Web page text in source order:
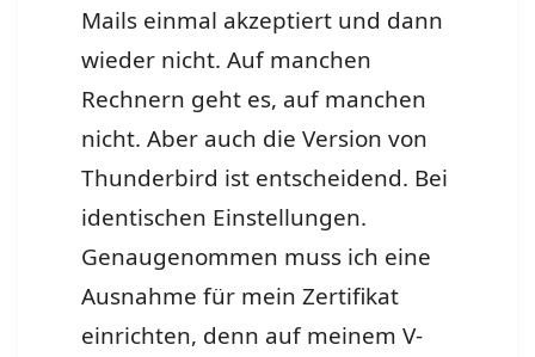
Mails einmal akzeptiert und dann
wieder nicht. Auf manchen
Rechnern geht es, auf manchen
nicht. Aber auch die Version von
Thunderbird ist entscheidend. Bei
identischen Einstellungen.
Genaugenommen muss ich eine
Ausnahme für mein Zertifikat
einrichten, denn auf meinem V-